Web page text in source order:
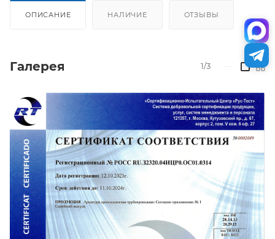
ОПИСАНИЕ НАЛИЧИЕ ОТЗЫВЫ
Галерея 1/3